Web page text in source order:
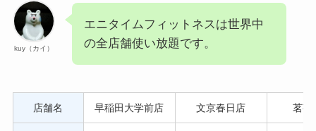
kuy（カイ）
エニタイムフィットネスは世界中
の全店舗使い放題です。
店舗名 早稲田大学前店 文京春日店 茗荷